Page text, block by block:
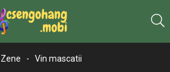
- Vin mascatii